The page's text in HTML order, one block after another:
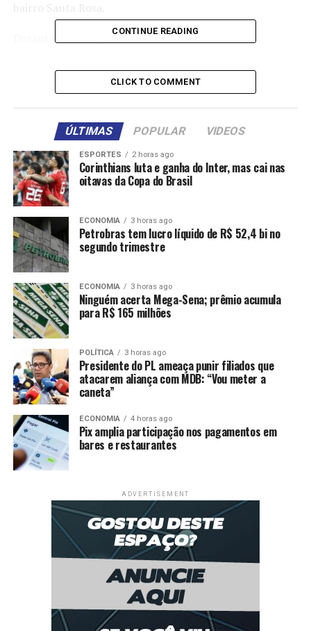
Durante a abordagem, foi identificado que vários
incluindo quatro menores, e com os documentos dos
veículos atrasados.
Diante dos fatos, os militares aplicaram 26 notificações
e Autos de Infrações de Trânsito (AITs). Todos os
veículos removidos foram encaminhados ao pátio da
Companhia Raio para demais providências que o caso
requer.
Comentários
RELATED TOPICS: APREENDEM
FRUSTRAM
UP NEXT
Homem é detido por suspeita de estupro de vulnerável
contra menor de 13 anos
DON'T MISS
Polícia Militar liberta mãe e filhos mantidos reféns e
prende homem foragido da Justiça
CONTINUE READING
CLICK TO COMMENT
ÚLTIMAS POPULAR VIDEOS
ESPORTES 2 horas ago
Corinthians luta e ganha do Inter, mas cai nas
oitavas da Copa do Brasil
ECONOMIA 3 horas ago
Petrobras tem lucro líquido de R$ 52,4 bi no
segundo trimestre
ECONOMIA 3 horas ago
Ninguém acerta Mega-Sena; prêmio acumula
para R$ 165 milhões
POLÍTICA 3 horas ago
Presidente do PL ameaça punir filiados que
atacarem aliança com MDB: “Vou meter a
caneta”
ECONOMIA 4 horas ago
Pix amplia participação nos pagamentos em
bares e restaurantes
ADVERTISEMENT